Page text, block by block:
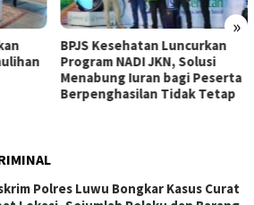
»
BPJS Kesehatan Luncurkan
Program NADI JKN, Solusi
Menabung Iuran bagi Peserta
Berpenghasilan Tidak Tetap
Polres Luwu Bongkar Kasus Curat